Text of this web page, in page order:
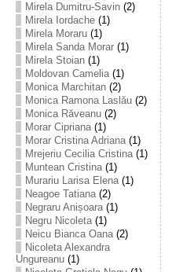
Mirela Dumitru-Savin(2)
Mirela Iordache(1)
Mirela Moraru(1)
Mirela Sanda Morar(1)
Mirela Stoian(1)
Moldovan Camelia(1)
Monica Marchitan(2)
Monica Ramona Laslău(2)
Monica Răveanu(2)
Morar Cipriana(1)
Morar Cristina Adriana(1)
Mrejeriu Cecilia Cristina(1)
Muntean Cristina(1)
Murariu Larisa Elena(1)
Neagoe Tatiana(2)
Negraru Anișoara(1)
Negru Nicoleta(1)
Neicu Bianca Oana(2)
Nicoleta Alexandra
Ungureanu(1)